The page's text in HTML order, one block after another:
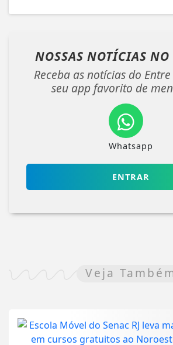
NOSSAS NOTÍCIAS NO
Receba as notícias do
seu app favorito de
Whatsapp
ENTRAR
Veja